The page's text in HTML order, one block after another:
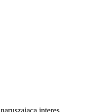
interes